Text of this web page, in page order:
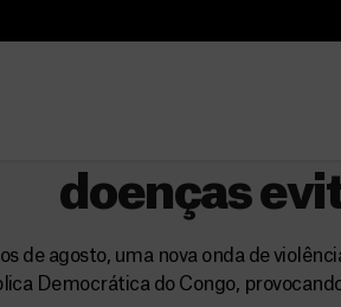
a
doenças
de agosto, uma nova onda de
Democrática do Congo,
r